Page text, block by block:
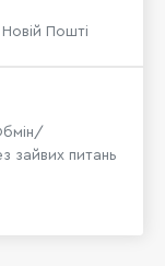
Пошті
зайвих питань